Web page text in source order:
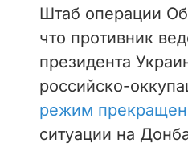
Штаб операции
что противник
президента
российско-
режим
ситуации на